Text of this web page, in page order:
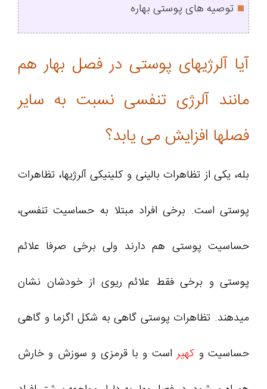
توصیه های پوستی بهاره
آیا آلرژیهای پوستی در فصل بهار هم
مانند آلرژی تنفسی نسبت به سایر
فصلها افزایش می یابد؟
بله، یكی از تظاهرات بالینی و کلینیکی آلرژیها، تظاهرات
پوستی است. برخی افراد مبتلا به حساسیت تنفسی،
حساسیت پوستی هم دارند ولی برخی صرفا علائم
پوستی و برخی فقط علائم ریوی از خودشان نشان
میدهند. تظاهرات پوستی گاهی به شکل اگزما و گاهی
حساسیت و کهیر است و با قرمزی و سوزش و خارش